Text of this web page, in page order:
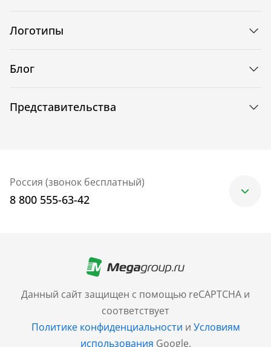
Данный сайт защищен с помощью reCAPTCHA и
соответствует
Политике конфиденциальности и Условиям
использования Google.
Логотипы
Блог
Представительства
Россия (звонок бесплатный)
8 800 555-63-42
+7 (499) 705-30-10
Санкт-Петербург
+7 (812) 600-77-33
Барнаул